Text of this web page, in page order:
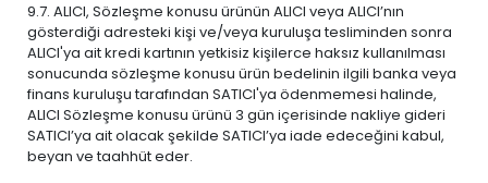
9.7. ALICI, Sözleşme konusu ürünün ALICI veya ALICI’nın
gösterdiği adresteki kişi ve/veya kuruluşa tesliminden sonra
ALICI'ya ait kredi kartının yetkisiz kişilerce haksız kullanılması
sonucunda sözleşme konusu ürün bedelinin ilgili banka veya
finans kuruluşu tarafından SATICI'ya ödenmemesi halinde,
ALICI Sözleşme konusu ürünü 3 gün içerisinde nakliye gideri
SATICI’ya ait olacak şekilde SATICI’ya iade edeceğini kabul,
beyan ve taahhüt eder.